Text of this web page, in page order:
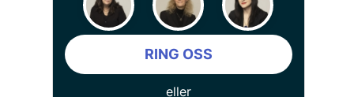
RING OSS
eller